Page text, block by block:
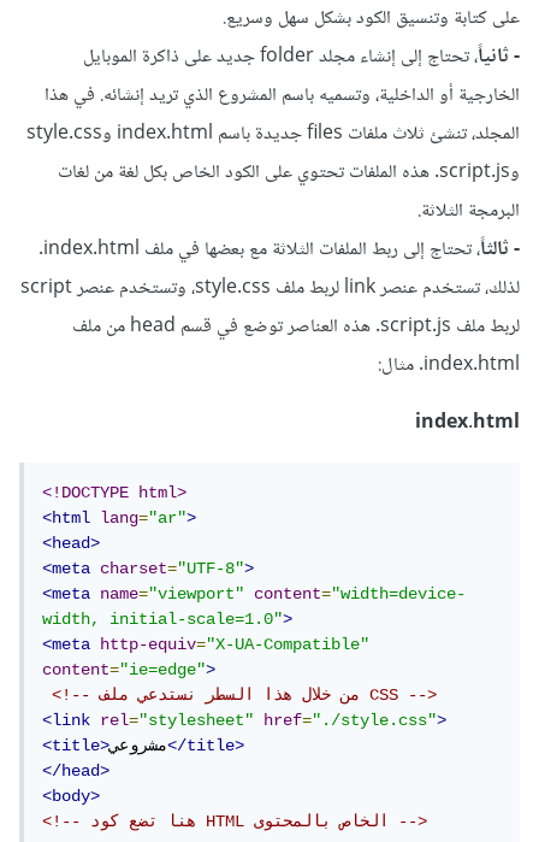
على كتابة وتنسيق الكود بشكل سهل وسريع.
- ثانياً
، تحتاج إلى إنشاء مجلد folder جديد على ذاكرة الموبايل
الخارجية أو الداخلية، وتسميه باسم المشروع الذي تريد إنشائه. في هذا
المجلد، تنشئ ثلاث ملفات files جديدة باسم index.html وstyle.css
وscript.js. هذه الملفات تحتوي على الكود الخاص بكل لغة من لغات
البرمجة الثلاثة.
- ثالثاً
، تحتاج إلى ربط الملفات الثلاثة مع بعضها في ملف index.html.
لذلك، تستخدم عنصر link لربط ملف style.css، وتستخدم عنصر script
لربط ملف script.js. هذه العناصر توضع في قسم head من ملف
index.html. مثال:
index.html
<!DOCTYPE html>
<html
lang="ar">
<head>
<meta
charset="UTF-8">
<meta
name="viewport" content="width=device-
width, initial-scale=1.0">
<meta
http-equiv="X-UA-Compatible"
content="ie=edge">
<!-- من خلال هذا السطر نستدعي ملف CSS -->
<link
rel="stylesheet" href="./style.css">
<title>مشروعي</title>
</head>
<body>
<!-- هنا تضع كود HTML الخاص بالمحتوى -->